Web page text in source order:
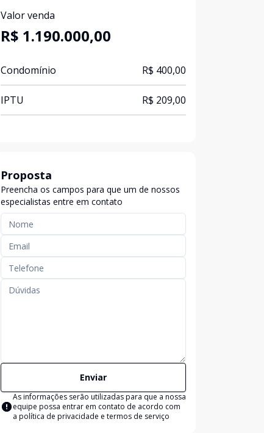
Valor venda
R$ 1.190.000,00
Condomínio R$ 400,00
IPTU R$ 209,00
Proposta
Preencha os campos para que um de nossos
especialistas entre em contato
Enviar
As informações serão utilizadas para que a nossa
equipe possa entrar em contato de acordo com
a política de privacidade e termos de serviço